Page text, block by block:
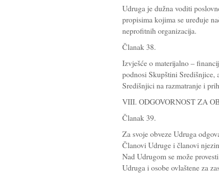
Udruga je dužna voditi
propisima kojima se uređuje
neprofitnih organizacija.
Članak 38.
Izvješće o materijalno –
podnosi Skupštini
Središnjici na razmatranje i
VIII. ODGOVORNOST ZA
Članak 39.
Za svoje obveze Udruga
Članovi Udruge i članovi
Nad Udrugom se može
Udruga i osobe ovlaštene za